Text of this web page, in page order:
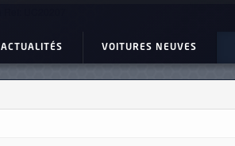
ACTUALITÉS VOITURES NEUVES